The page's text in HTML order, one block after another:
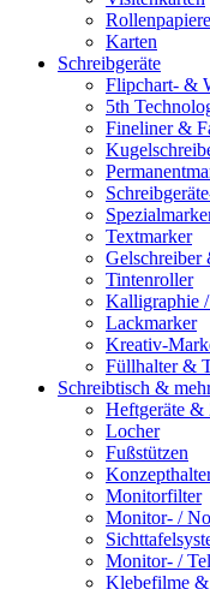
Rollenpapiere
Karten
Schreibgeräte
Flipchart- &
5th
Fineliner &
Textmarker
Tintenroller
Kalligraphie
Lackmarker
Kreativ-
Füllhalter &
Schreibtisch &
Heftgeräte &
Locher
Fußstützen
Monitorfilter
Monitor- /
Monitor- /
Klebefilme